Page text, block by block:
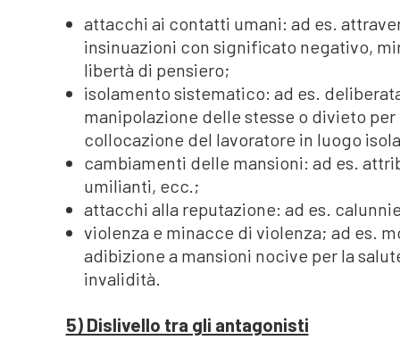
attacchi ai contatti umani: ad es.
insinuazioni con significato negativo,
libertà di pensiero;
isolamento sistematico: ad es.
manipolazione delle stesse o divieto
collocazione del lavoratore in luogo
cambiamenti delle mansioni: ad es.
umilianti, ecc.;
attacchi alla reputazione: ad es.
violenza e minacce di violenza; ad es.
adibizione a mansioni nocive per la
invalidità.
5) Dislivello tra gli antagonisti